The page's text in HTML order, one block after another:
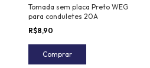
Tomada sem placa Preto WEG
para conduletes 20A
R$8,90
Comprar